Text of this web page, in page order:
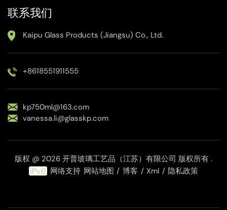
联系我们
Kaipu Glass Products (Jiangsu) Co., Ltd.
+8618551911555
kp750ml@163.com
vanessa.li@glasskp.com
版权 @ 2026 开普玻璃工艺品（江苏）有限公司 版权所有 .
网络支持 网站地图 / 博客 / Xml / 隐私政策